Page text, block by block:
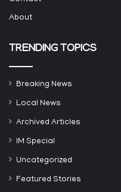
About
TRENDING TOPICS
Breaking News
Local News
Archived Articles
IM Special
Uncategorized
Featured Stories